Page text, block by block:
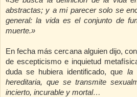
abstractas; y a mi parecer solo se
general: la vida es el conjunto de
muerte.»
En fecha más cercana alguien dijo,
de escepticismo e inquietud
duda se hubiera identificado, que la
hereditaria, que se transmite
incierto, incurable y mortal…